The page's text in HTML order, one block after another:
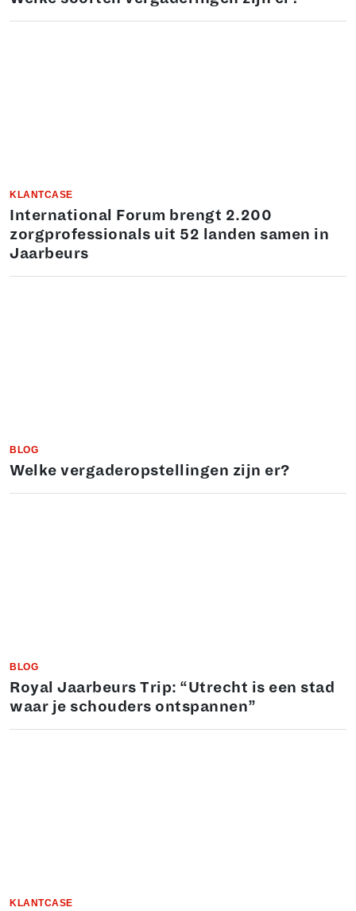
KLANTCASE
International Forum brengt 2.200
zorgprofessionals uit 52 landen samen in
Jaarbeurs
BLOG
Welke vergaderopstellingen zijn er?
BLOG
Royal Jaarbeurs Trip: “Utrecht is een stad
waar je schouders ontspannen”
KLANTCASE